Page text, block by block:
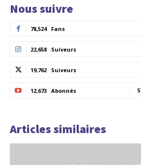
Nous suivre
78,524 Fans
22,658 Suiveurs
19,762 Suiveurs
12,673 Abonnés
Articles similaires